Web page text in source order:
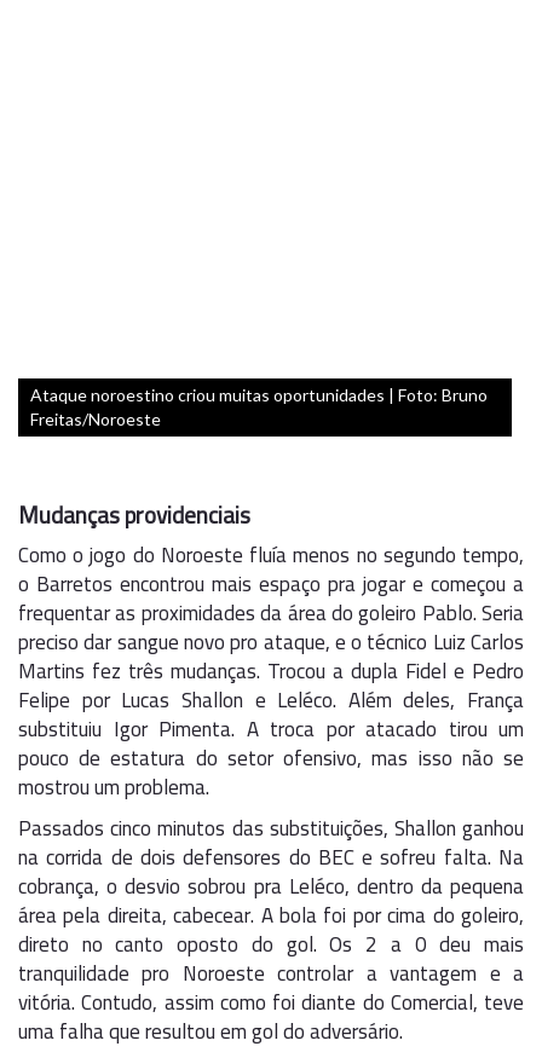
Ataque noroestino criou muitas oportunidades | Foto: Bruno
Freitas/Noroeste
Mudanças providenciais
Como o jogo do Noroeste fluía menos no segundo tempo,
o Barretos encontrou mais espaço pra jogar e começou a
frequentar as proximidades da área do goleiro Pablo. Seria
preciso dar sangue novo pro ataque, e o técnico Luiz Carlos
Martins fez três mudanças. Trocou a dupla Fidel e Pedro
Felipe por Lucas Shallon e Leléco. Além deles, França
substituiu Igor Pimenta. A troca por atacado tirou um
pouco de estatura do setor ofensivo, mas isso não se
mostrou um problema.
Passados cinco minutos das substituições, Shallon ganhou
na corrida de dois defensores do BEC e sofreu falta. Na
cobrança, o desvio sobrou pra Leléco, dentro da pequena
área pela direita, cabecear. A bola foi por cima do goleiro,
direto no canto oposto do gol. Os 2 a 0 deu mais
tranquilidade pro Noroeste controlar a vantagem e a
vitória. Contudo, assim como foi diante do Comercial, teve
uma falha que resultou em gol do adversário.